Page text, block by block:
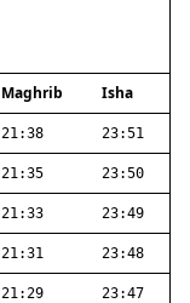
Maghrib
Isha
21:38 23:51
21:35 23:50
21:33 23:49
21:31 23:48
21:29 23:47